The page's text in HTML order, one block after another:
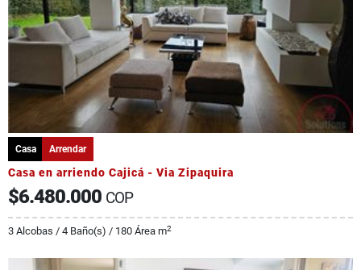
Casa Arrendar
Casa en arriendo Cajicá - Via Zipaquira
$6.480.000 COP
3 Alcobas / 4 Baño(s) / 180 Área m2